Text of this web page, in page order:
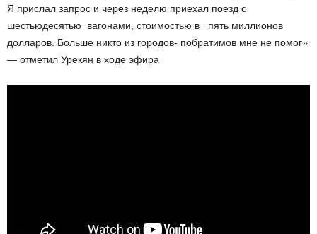
Я прислал запрос и через неделю приехал поезд с
шестьюдесятью вагонами, стоимостью в пять миллионов
долларов. Больше никто из городов- побратимов мне не помог»
— отметил Урекян в ходе эфира